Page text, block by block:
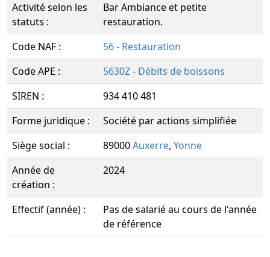
Activité selon les
statuts :
Bar Ambiance et petite
restauration.
Code NAF :
56 - Restauration
Code APE :
5630Z - Débits de boissons
SIREN :
934 410 481
Forme juridique :
Société par actions simplifiée
Siège social :
89000Auxerre, Yonne
Année de
création :
2024
Effectif (année) :
Pas de salarié au cours de l'année
de référence